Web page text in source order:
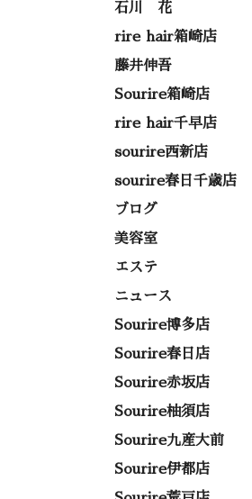
石川 花
rire hair箱崎店
藤井伸吾
Sourire箱崎店
rire hair千早店
sourire西新店
sourire春日千歳店
ブログ
美容室
エステ
ニュース
Sourire博多店
Sourire春日店
Sourire赤坂店
Sourire柚須店
Sourire九産大前
Sourire伊都店